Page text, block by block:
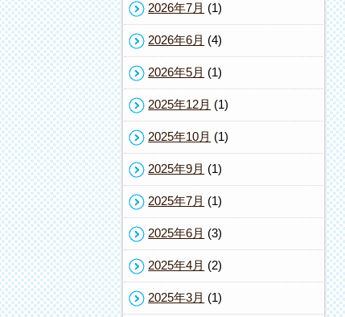
2026年7月 (1)
2026年6月 (4)
2026年5月 (1)
2025年12月 (1)
2025年10月 (1)
2025年9月 (1)
2025年7月 (1)
2025年6月 (3)
2025年4月 (2)
2025年3月 (1)